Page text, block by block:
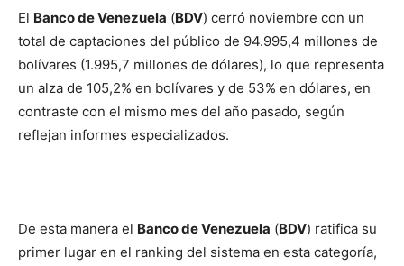
El Banco de Venezuela (BDV) cerró noviembre con un
total de captaciones del público de 94.995,4 millones de
bolívares (1.995,7 millones de dólares), lo que representa
un alza de 105,2% en bolívares y de 53% en dólares, en
contraste con el mismo mes del año pasado, según
reflejan informes especializados.
De esta manera el Banco de Venezuela (BDV) ratifica su
primer lugar en el ranking del sistema en esta categoría,